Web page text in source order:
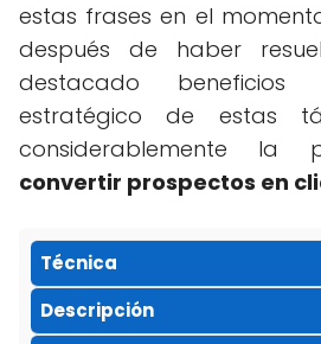
estas frases en el
después de haber
destacado
estratégico de estas
considerablemente la
convertir prospectos en
Técnica
Descripción